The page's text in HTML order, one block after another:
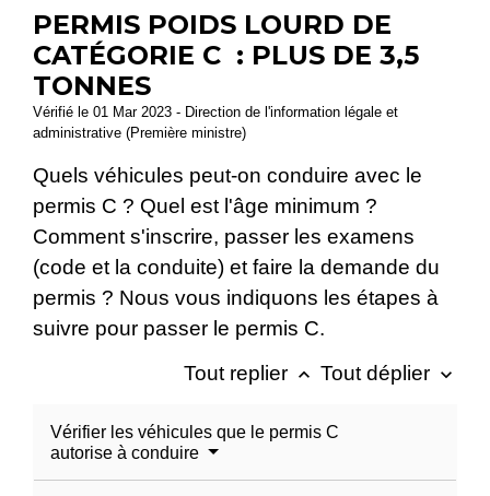
PERMIS POIDS LOURD DE
CATÉGORIE C : PLUS DE 3,5
TONNES
Vérifié le 01 Mar 2023 - Direction de l'information légale et
administrative (Première ministre)
Quels véhicules peut-on conduire avec le
permis C ? Quel est l'âge minimum ?
Comment s'inscrire, passer les examens
(code et la conduite) et faire la demande du
permis ? Nous vous indiquons les étapes à
suivre pour passer le permis C.
Tout replier keyboard_arrow_up Tout déplier keyboard_arrow_down
Vérifier les véhicules que le permis C
autorise à conduire